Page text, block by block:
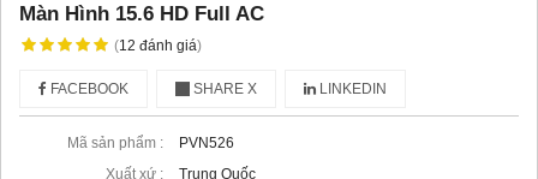
Màn Hình 15.6 HD Full AC
(12 đánh giá)
FACEBOOK SHARE X LINKEDIN
Mã sản phẩm :
PVN526
Xuất xứ :
Trung Quốc